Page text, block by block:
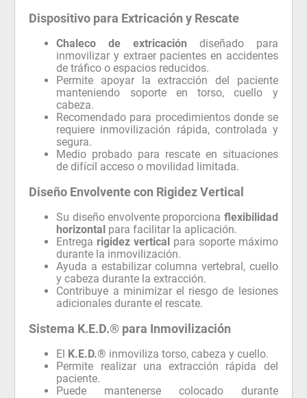
Dispositivo para Extricación y Rescate
Chaleco de extricación diseñado para
inmovilizar y extraer pacientes en accidentes
de tráfico o espacios reducidos.
Permite apoyar la extracción del paciente
manteniendo soporte en torso, cuello y
cabeza.
Recomendado para procedimientos donde se
requiere inmovilización rápida, controlada y
segura.
Medio probado para rescate en situaciones
de difícil acceso o movilidad limitada.
Diseño Envolvente con Rigidez Vertical
Su diseño envolvente proporciona flexibilidad
horizontal para facilitar la aplicación.
Entrega rigidez vertical para soporte máximo
durante la inmovilización.
Ayuda a estabilizar columna vertebral, cuello
y cabeza durante la extracción.
Contribuye a minimizar el riesgo de lesiones
adicionales durante el rescate.
Sistema K.E.D.® para Inmovilización
El K.E.D.® inmoviliza torso, cabeza y cuello.
Permite realizar una extracción rápida del
paciente.
Puede mantenerse colocado durante